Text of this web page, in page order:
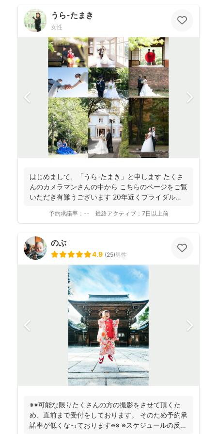
うら-たまき
女性
はじめまして、「うら-たまき」と申します たくさ
んのカメラマンさんの中から こちらのページをご覧
いただき有難うございます 20年近くブライダルの
予約承諾率： -- 最終アクティブ： 7日以上前
のぶ
4.9 (25)男性
※※可能な限りたくさんの方の撮影をさせて頂くた
め、直前まで受付をしております。 そのため予約承
諾率が低くなっております※※ ※スケジュールの反映